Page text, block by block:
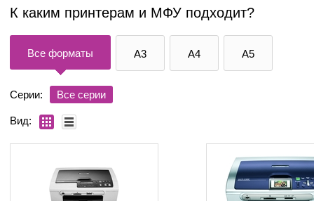
К каким принтерам и МФУ подходит?
Все форматы A3 A4 A5
Серии: Все серии
Вид: